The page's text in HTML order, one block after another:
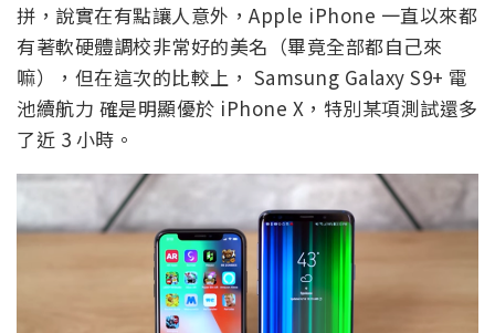
拼，說實在有點讓人意外，Apple iPhone 一直以來都
有著軟硬體調校非常好的美名（畢竟全部都自己來
嘛），但在這次的比較上， Samsung Galaxy S9+ 電
池續航力 確是明顯優於 iPhone X，特別某項測試還多
了近 3 小時。